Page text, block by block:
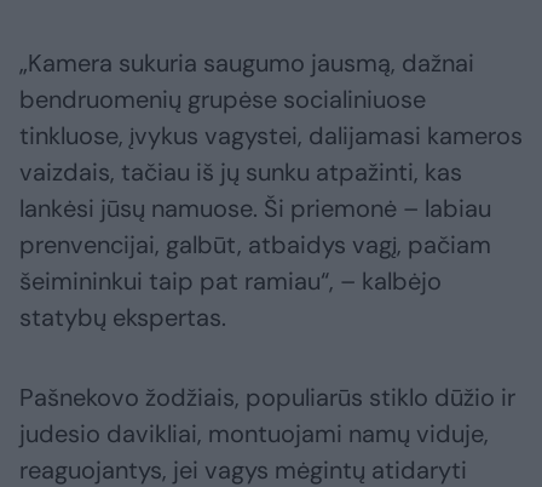
„Kamera sukuria saugumo jausmą, dažnai
bendruomenių grupėse socialiniuose
tinkluose, įvykus vagystei, dalijamasi kameros
vaizdais, tačiau iš jų sunku atpažinti, kas
lankėsi jūsų namuose. Ši priemonė – labiau
prenvencijai, galbūt, atbaidys vagį, pačiam
šeimininkui taip pat ramiau“, – kalbėjo
statybų ekspertas.
Pašnekovo žodžiais, populiarūs stiklo dūžio ir
judesio davikliai, montuojami namų viduje,
reaguojantys, jei vagys mėgintų atidaryti